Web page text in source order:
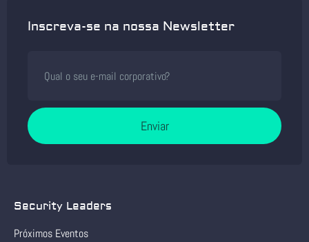
Inscreva-se na nossa Newsletter
Enviar
Security Leaders
Próximos Eventos